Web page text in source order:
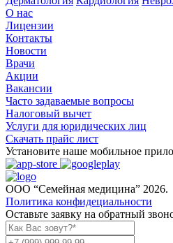
О нас
Лицензии
Контакты
Новости
Врачи
Акции
Вакансии
Часто задаваемые вопросы
Налоговый вычет
Услуги для юридических лиц
Скачать прайс лист
Установите наше мобильное
ООО “Семейная медицина” 2026.
Политика конфидециальности
Оставьте заявку на обратный